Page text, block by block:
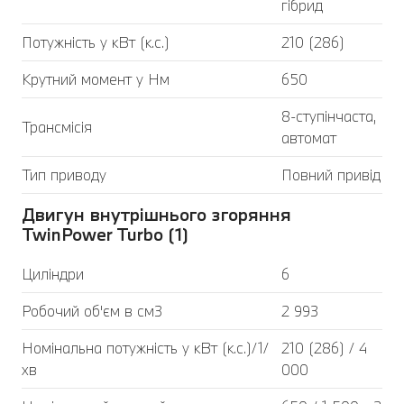
гібрид
Потужність у кВт (к.с.)
210 (286)
Крутний момент у Нм
650
Трансмісія
8-ступінчаста,
автомат
Тип приводу
Повний привід
Двигун внутрішнього згоряння
TwinPower Turbo (1)
Циліндри
6
Робочий об'єм в см3
2 993
Номінальна потужність у кВт (к.с.)/1/
хв
210 (286) / 4
000